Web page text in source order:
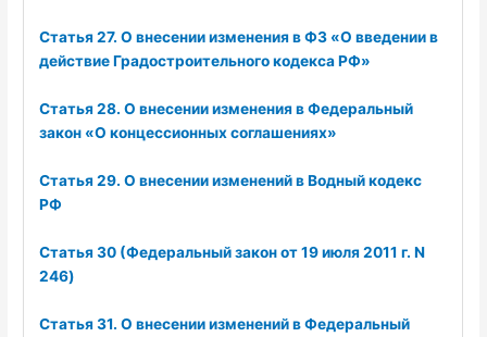
Статья 27. О внесении изменения в ФЗ «О введении в
действие Градостроительного кодекса РФ»
Статья 28. О внесении изменения в Федеральный
закон «О концессионных соглашениях»
Статья 29. О внесении изменений в Водный кодекс
РФ
Статья 30 (Федеральный закон от 19 июля 2011 г. N
246)
Статья 31. О внесении изменений в Федеральный